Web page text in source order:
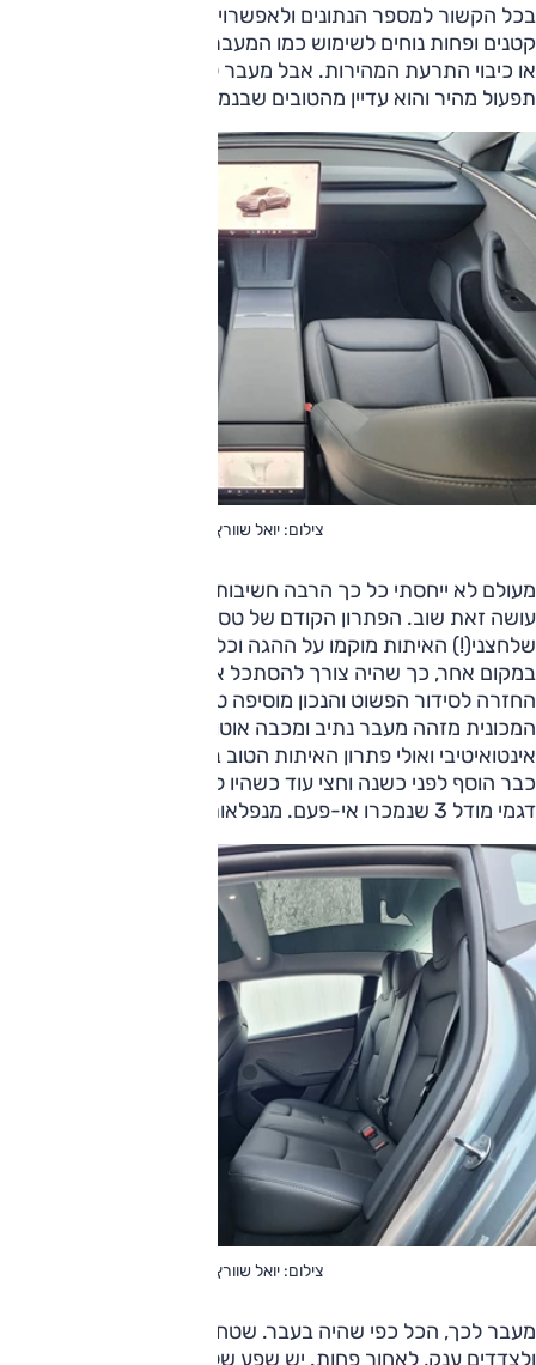
בכל הקשור למספר הנתונים ולאפשרויות. חלק מהאייקונים עדיין
קטנים ופחות נוחים לשימוש כמו המעבר בין ק"מ לאחוז הסוללה,
או כיבוי התרעת המהירות. אבל מעבר לזה זהו מסך חד, עם
תפעול מהיר והוא עדיין מהטובים שבנמצא.
צילום: יואל שוורץ
מעולם לא ייחסתי כל כך הרבה חשיבות לידית איתות והנה אני
עושה זאת שוב. הפתרון הקודם של טסלה היה גרוע ממש מכיוון
שלחצני(!) האיתות מוקמו על ההגה וכל סיבוב שלו הציב אותם
במקום אחר, כך שהיה צורך להסתכל איפה הם כדי לאותת. על
החזרה לסידור הפשוט והנכון מוסיפה טסלה תכונה חדשה:
המכונית מזהה מעבר נתיב ומכבה אוטומטית את האיתות – נוח,
אינטואיטיבי ואולי פתרון האיתות הטוב בתעשייה. אגב, פתרון זה
כבר הוסף לפני כשנה וחצי עוד כשהיו לחצני האיתות, והגיע לכל
דגמי מודל 3 שנמכרו אי-פעם. מנפלאות OTA.
צילום: יואל שוורץ
מעבר לכך, הכל כפי שהיה בעבר. שטח השמשות מלפנים
ולצדדים ענק, לאחור פחות. יש שפע של מקום לכל כיוון גם